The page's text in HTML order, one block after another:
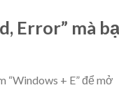
Error” mà
“Windows + E” để mở